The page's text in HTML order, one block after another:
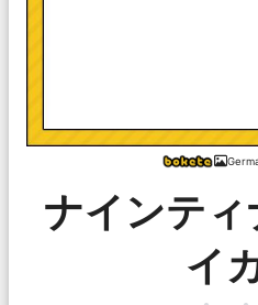
ナインテ
イ